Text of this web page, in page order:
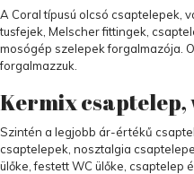
A Coral típusú olcsó csaptelepek,
tusfejek, Melscher fittingek,
mosógép szelepek forgalmazója.
forgalmazzuk.
Kermix csaptelep,
Szintén a legjobb ár-értékű
csaptelepek, nosztalgia
ülőke, festett WC ülőke, csaptelep